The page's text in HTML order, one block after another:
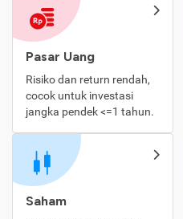
Pasar Uang
Risiko dan return rendah,
cocok untuk investasi
jangka pendek <=1 tahun.
Saham